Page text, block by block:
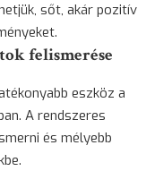
sőt, akár pozitív
felismerése
eszköz a
A rendszeres
és mélyebb